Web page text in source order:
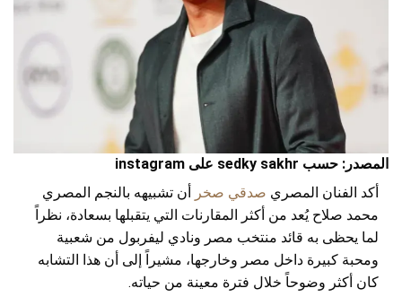
المصدر: حسب sedky sakhr على instagram
أكد الفنان المصري صدقي صخر أن تشبيهه بالنجم المصري
محمد صلاح يُعد من أكثر المقارنات التي يتقبلها بسعادة، نظراً
لما يحظى به قائد منتخب مصر ونادي ليفربول من شعبية
ومحبة كبيرة داخل مصر وخارجها، مشيراً إلى أن هذا التشابه
كان أكثر وضوحاً خلال فترة معينة من حياته.